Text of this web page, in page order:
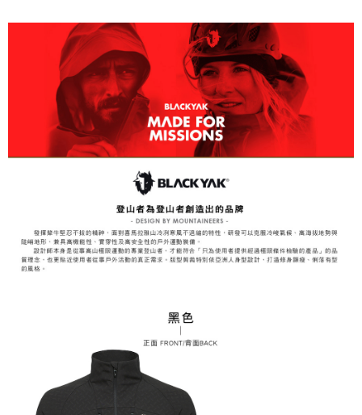
【注意事項】
１．透過由恩沛科技股份有限公司提供之「AFTEE先享後付」服務完成之交
易，需依本服務之必要範圍內提供個人資料，並將交易相關給付款項請求債
權轉讓予恩沛科技股份有限公司。
２．關於個人資料處理事宜，請瀏覽以下網址：
https://aftee.tw/terms/#terms3
３．未成年的使用者請事先徵得法定代理人或監護人之同意方可使用
「AFTEE先享後付」，若未經同意申辦者引起之損失，本公司不負相關責
時審查核予不同之上限額度；若仍有額度不足之情形，本公司將視審查結果
５．嚴禁一人註冊多個帳號或使用他人資訊註冊。若發現惡意使用之情形，
恩沛科技股份有限公司將有權停止該用戶之使用額度並採取法律行動。
7-11取貨付款
每筆NT$60，滿NT$799(含以上)免運費
付款後7-11取貨
每筆NT$60，滿NT$799(含以上)免運費
每筆NT$70，滿NT$799(含以上)免運費